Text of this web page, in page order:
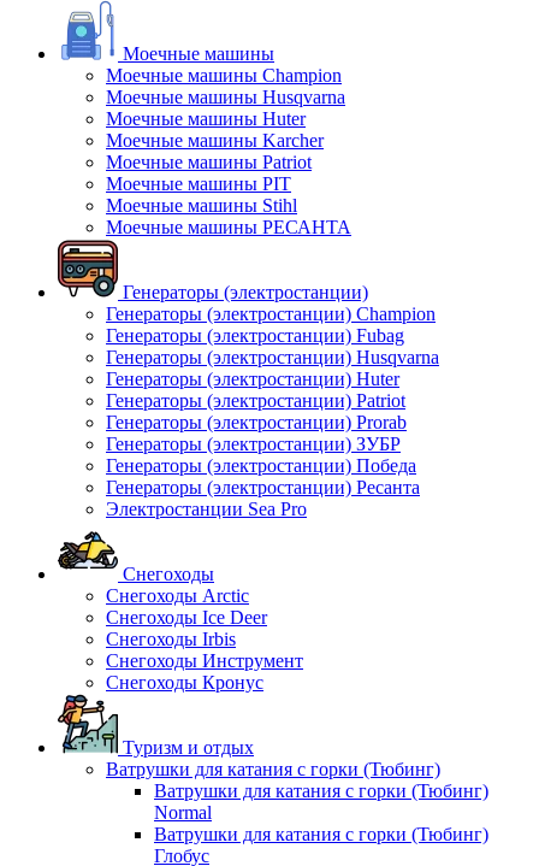
Моечные машины
Моечные машины Champion
Моечные машины Husqvarna
Моечные машины Huter
Моечные машины Karcher
Моечные машины Patriot
Моечные машины PIT
Моечные машины Stihl
Моечные машины РЕСАНТА
Генераторы (электростанции)
Генераторы (электростанции) Champion
Генераторы (электростанции) Fubag
Генераторы (электростанции) Husqvarna
Генераторы (электростанции) Huter
Генераторы (электростанции) Patriot
Генераторы (электростанции) Prorab
Генераторы (электростанции) ЗУБР
Генераторы (электростанции) Победа
Генераторы (электростанции) Ресанта
Электростанции Sea Pro
Снегоходы
Снегоходы Arctic
Снегоходы Ice Deer
Снегоходы Irbis
Снегоходы Инструмент
Снегоходы Кронус
Туризм и отдых
Ватрушки для катания с горки (Тюбинг)
Ватрушки для катания с горки (Тюбинг)
Normal
Ватрушки для катания с горки (Тюбинг)
Глобус